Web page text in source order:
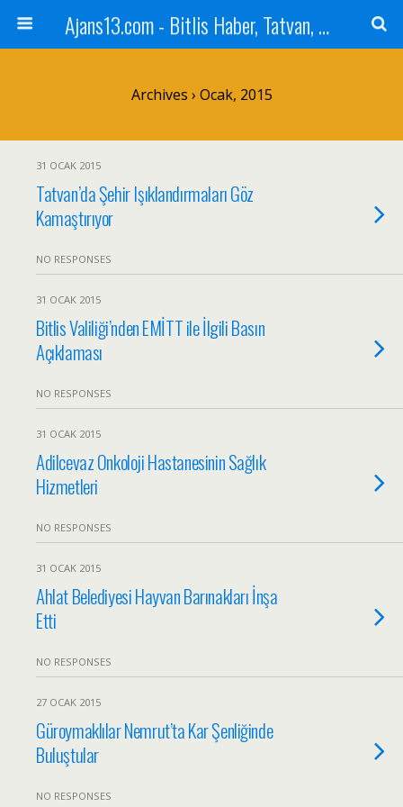
Ajans13.com - Bitlis Haber, Tatvan, Ahlat, Adilcevaz, Mutki, Hizan, Güroymak, Gazete, Ajans, 13, Haber
Archives › Ocak, 2015
31 OCAK 2015
Tatvan’da Şehir Işıklandırmaları Göz
Kamaştırıyor
NO RESPONSES
31 OCAK 2015
Bitlis Valiliği’nden EMİTT ile İlgili Basın
Açıklaması
NO RESPONSES
31 OCAK 2015
Adilcevaz Onkoloji Hastanesinin Sağlık
Hizmetleri
NO RESPONSES
31 OCAK 2015
Ahlat Belediyesi Hayvan Barınakları İnşa
Etti
NO RESPONSES
27 OCAK 2015
Güroymaklılar Nemrut’ta Kar Şenliğinde
Buluştular
NO RESPONSES